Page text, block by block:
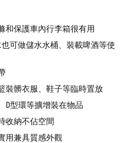
和保護車內行李箱很有用
可做儲水水桶、裝載啤酒等使
裝髒衣服、鞋子等臨時置放
D型環等擴增裝在物品
收納不佔空間
用兼具質感外觀